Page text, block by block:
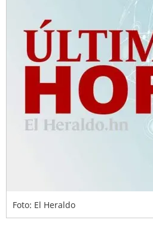
Foto: El Heraldo